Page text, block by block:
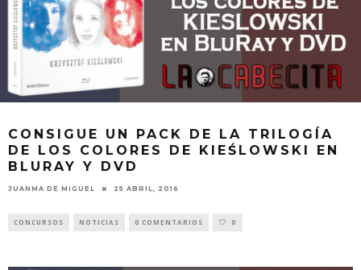
CONSIGUE UN PACK DE LA TRILOGÍA
DE LOS COLORES DE KIEŚLOWSKI EN
BLURAY Y DVD
JUANMA DE MIGUEL 25 ABRIL, 2016
CONCURSOS NOTICIAS 0 COMENTARIOS 0